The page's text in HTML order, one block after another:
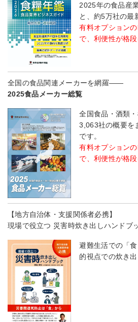
2025年の食品産
と、約5万社の最
有料オプション
で、利便性が格段
全国の食品関連メーカーを網羅――
2025食品メーカー総覧
全国食品・酒類
3,063社の概要を
です。
有料オプション
で、利便性が格段
【地方自治体・支援関係者必携】
現場で役立つ 災害時炊き出しハンドブ
避難生活での「
的視点での炊き